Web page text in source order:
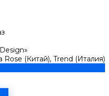
Rose (Китай), Trend (Италия)